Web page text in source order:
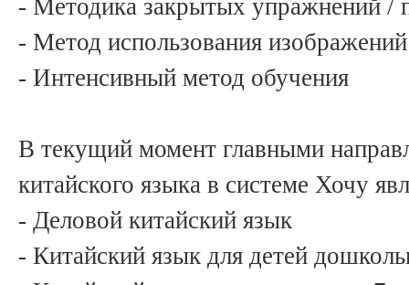
- Методика закрытых упражнений /
- Метод использования
- Интенсивный метод обучения
В текущий момент главными
китайского языка в системе Хочу
- Деловой китайский язык
- Китайский язык для детей